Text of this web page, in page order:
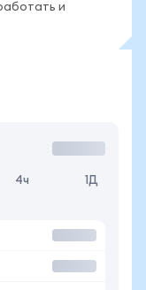
и
4ч 1Д